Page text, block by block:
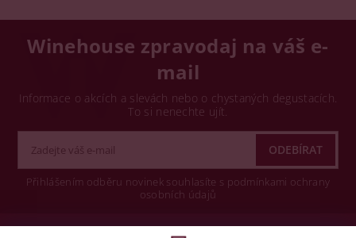
Winehouse zpravodaj na váš e-
mail
Informace o akcích a slevách nebo o chystaných degustacích.
To si nenechte ujít.
Přihlášením odběru novinek souhlasíte s podmínkami ochrany
osobních údajů